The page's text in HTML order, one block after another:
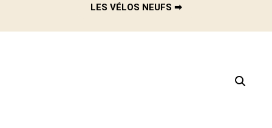
LES VÉLOS NEUFS ➡︎